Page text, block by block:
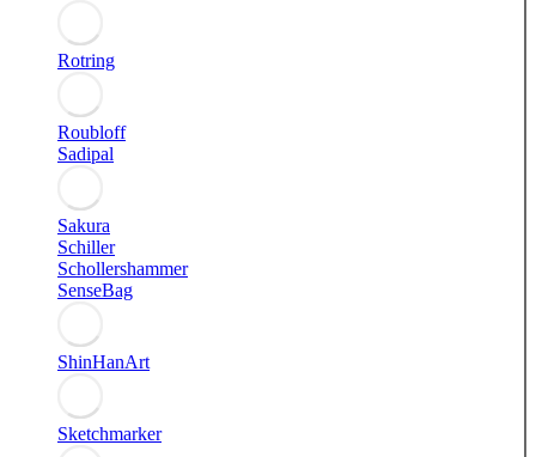
Rotring
Roubloff
Sadipal
Sakura
Schiller
Schollershammer
SenseBag
ShinHanArt
Sketchmarker